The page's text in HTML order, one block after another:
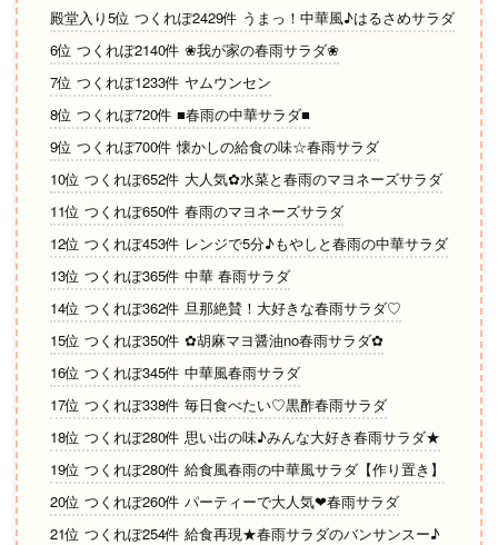
殿堂入り5位 つくれぽ2429件 うまっ！中華風♪はるさめサラダ
6位 つくれぽ2140件 ❀我が家の春雨サラダ❀
7位 つくれぽ1233件 ヤムウンセン
8位 つくれぽ720件 ■春雨の中華サラダ■
9位 つくれぽ700件 懐かしの給食の味☆春雨サラダ
10位 つくれぽ652件 大人気✿水菜と春雨のマヨネーズサラダ
11位 つくれぽ650件 春雨のマヨネーズサラダ
12位 つくれぽ453件 レンジで5分♪もやしと春雨の中華サラダ
13位 つくれぽ365件 中華 春雨サラダ
14位 つくれぽ362件 旦那絶賛！大好きな春雨サラダ♡
15位 つくれぽ350件 ✿胡麻マヨ醤油no春雨サラダ✿
16位 つくれぽ345件 中華風春雨サラダ
17位 つくれぽ338件 毎日食べたい♡黒酢春雨サラダ
18位 つくれぽ280件 思い出の味♪みんな大好き春雨サラダ★
19位 つくれぽ280件 給食風春雨の中華風サラダ【作り置き】
20位 つくれぽ260件 パーティーで大人気❤春雨サラダ
21位 つくれぽ254件 給食再現★春雨サラダのバンサンスー♪